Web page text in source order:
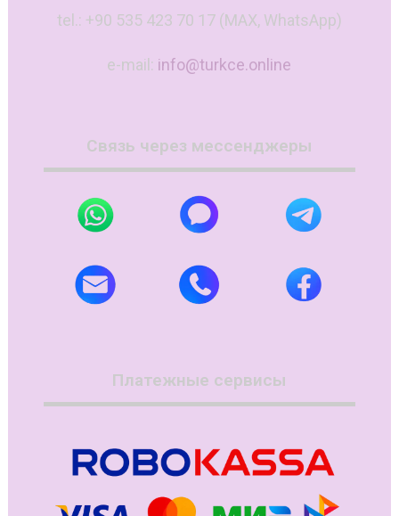
tel.: +90 535 423 70 17 (MAX, WhatsApp)
e-mail: info@turkce.online
Связь через мессенджеры
Платежные сервисы